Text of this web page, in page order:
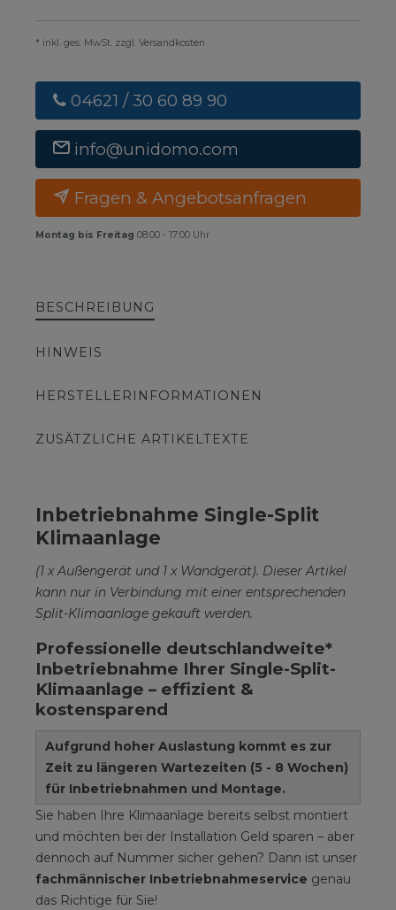
* inkl. ges. MwSt. zzgl. Versandkosten
04621 / 30 60 89 90
info@unidomo.com
Fragen & Angebotsanfragen
Montag bis Freitag 08:00 - 17:00 Uhr
BESCHREIBUNG
HINWEIS
HERSTELLERINFORMATIONEN
ZUSÄTZLICHE ARTIKELTEXTE
Inbetriebnahme Single-Split
Klimaanlage
(1 x Außengerät und 1 x Wandgerät). Dieser Artikel
kann nur in Verbindung mit einer entsprechenden
Split-Klimaanlage gekauft werden.
Professionelle deutschlandweite*
Inbetriebnahme Ihrer Single-Split-
Klimaanlage – effizient &
kostensparend
Aufgrund hoher Auslastung kommt es zur
Zeit zu längeren Wartezeiten (5 - 8 Wochen)
für Inbetriebnahmen und Montage.
Sie haben Ihre Klimaanlage bereits selbst montiert
und möchten bei der Installation Geld sparen – aber
dennoch auf Nummer sicher gehen? Dann ist unser
fachmännischer Inbetriebnahmeservice genau
das Richtige für Sie!